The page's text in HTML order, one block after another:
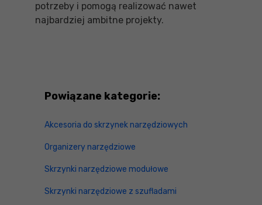
potrzeby i pomogą realizować nawet
najbardziej ambitne projekty.
Powiązane kategorie:
Akcesoria do skrzynek narzędziowych
Organizery narzędziowe
Skrzynki narzędziowe modułowe
Skrzynki narzędziowe z szufladami